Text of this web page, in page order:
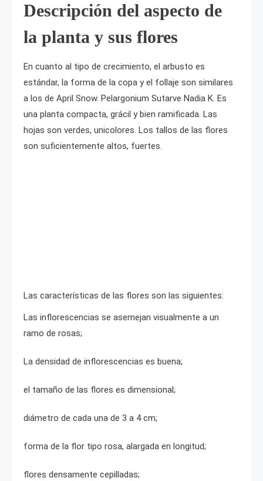
Descripción del aspecto de
la planta y sus flores
En cuanto al tipo de crecimiento, el arbusto es
estándar, la forma de la copa y el follaje son similares
a los de April Snow. Pelargonium Sutarve Nadia K. Es
una planta compacta, grácil y bien ramificada. Las
hojas son verdes, unicolores. Los tallos de las flores
son suficientemente altos, fuertes.
Las características de las flores son las siguientes:
Las inflorescencias se asemejan visualmente a un
ramo de rosas;
La densidad de inflorescencias es buena;
el tamaño de las flores es dimensional;
diámetro de cada una de 3 a 4 cm;
forma de la flor tipo rosa, alargada en longitud;
flores densamente cepilladas;